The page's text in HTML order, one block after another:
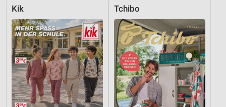
Kik Tchibo